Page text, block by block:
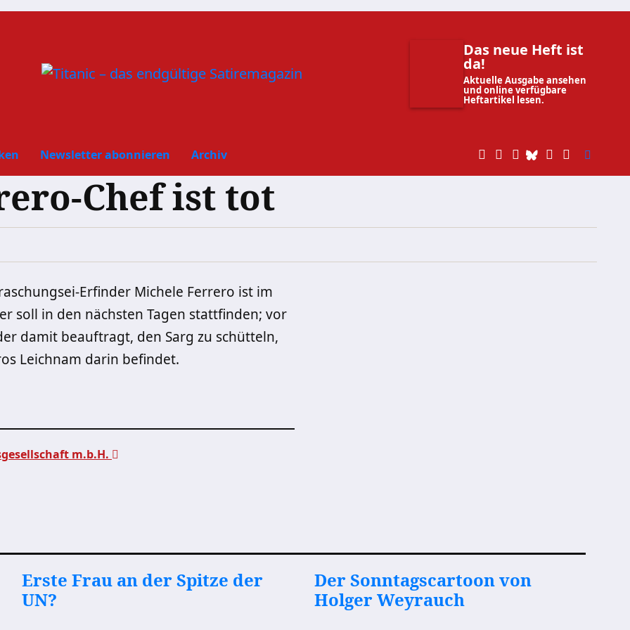
Das neue Heft ist
da!
Aktuelle Ausgabe ansehen
und online verfügbare
Heftartikel lesen.
Newsletter abonnieren Archiv
Chef ist tot
Erfinder Michele Ferrero ist im
soll in den nächsten Tagen stattfinden; vor
damit beauftragt, den Sarg zu schütteln,
Leichnam darin befindet.
m.b.H.
Erste Frau an der Spitze der
UN?
Der Sonntagscartoon von
Holger Weyrauch